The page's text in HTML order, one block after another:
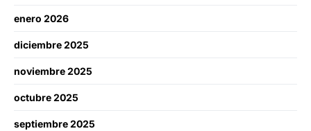
enero 2026
diciembre 2025
noviembre 2025
octubre 2025
septiembre 2025